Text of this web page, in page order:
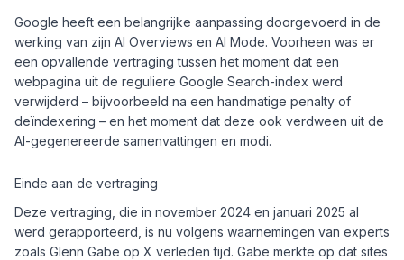
Google heeft een belangrijke aanpassing doorgevoerd in de
werking van zijn AI Overviews en AI Mode. Voorheen was er
een opvallende vertraging tussen het moment dat een
webpagina uit de reguliere Google Search-index werd
verwijderd – bijvoorbeeld na een handmatige penalty of
deïndexering – en het moment dat deze ook verdween uit de
AI-gegenereerde samenvattingen en modi.
Einde aan de vertraging
Deze vertraging, die in november 2024 en januari 2025 al
werd gerapporteerd, is nu volgens waarnemingen van experts
zoals Glenn Gabe op X verleden tijd. Gabe merkte op dat sites